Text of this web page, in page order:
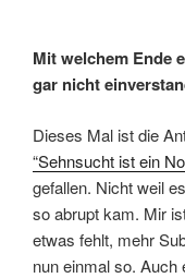
Mit welchem Ende
gar nicht
Dieses Mal ist die
“Sehnsucht ist ein
gefallen. Nicht weil
so abrupt kam. Mir
etwas fehlt, mehr
nun einmal so. Auch